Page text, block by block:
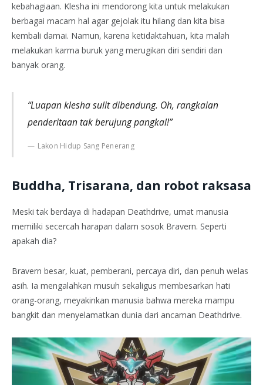
kebahagiaan. Klesha ini mendorong kita untuk melakukan
berbagai macam hal agar gejolak itu hilang dan kita bisa
kembali damai. Namun, karena ketidaktahuan, kita malah
melakukan karma buruk yang merugikan diri sendiri dan
banyak orang.
“Luapan klesha sulit dibendung. Oh, rangkaian
penderitaan tak berujung pangkal!”
Lakon Hidup Sang Penerang
Buddha, Trisarana, dan robot raksasa
Meski tak berdaya di hadapan Deathdrive, umat manusia
memiliki secercah harapan dalam sosok Bravern. Seperti
apakah dia?
Bravern besar, kuat, pemberani, percaya diri, dan penuh welas
asih. Ia mengalahkan musuh sekaligus membesarkan hati
orang-orang, meyakinkan manusia bahwa mereka mampu
bangkit dan menyelamatkan dunia dari ancaman Deathdrive.